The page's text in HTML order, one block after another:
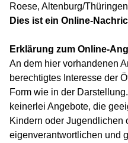
Roese, Altenburg/
Dies ist ein Online-
Erklärung zum Online-
An dem hier vorhandenen
berechtigtes Interesse der
Form wie in der
keinerlei Angebote, die
Kindern oder Jugendlichen
eigenverantwortlichen und